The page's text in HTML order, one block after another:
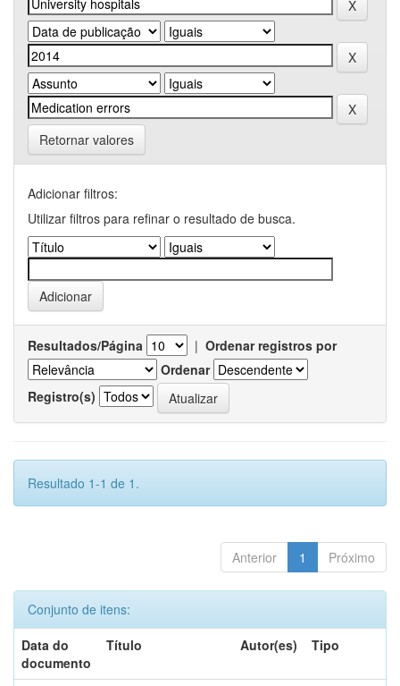
Retornar valores
Adicionar filtros:
Utilizar filtros para refinar o resultado de busca.
Resultados/Página | Ordenar registros por
Ordenar
Registro(s)
Resultado 1-1 de 1.
Anterior 1 Próximo
Conjunto de itens:
Data do
documento
Título Autor(es) Tipo